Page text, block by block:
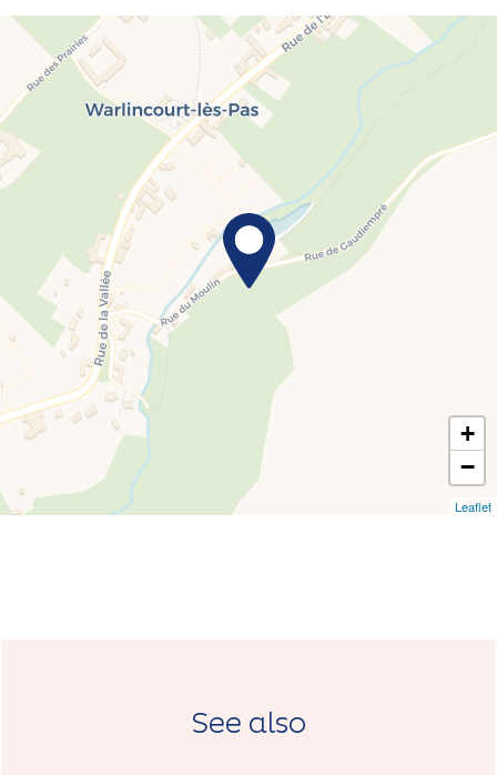
+
−
Leaflet
See also